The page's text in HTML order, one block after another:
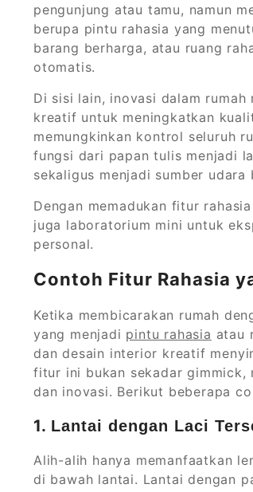
pengunjung atau tamu, namun
berupa pintu rahasia yang
barang berharga, atau ruang
otomatis.
Di sisi lain, inovasi dalam
kreatif untuk meningkatkan
memungkinkan kontrol seluruh
fungsi dari papan tulis menjadi
sekaligus menjadi sumber
Dengan memadukan fitur
juga laboratorium mini untuk
personal.
Contoh Fitur Rahasia
Ketika membicarakan rumah
yang menjadi pintu rahasia atau
dan desain interior kreatif
fitur ini bukan sekadar gimmick,
dan inovasi. Berikut beberapa
1. Lantai dengan Laci
Alih-alih hanya memanfaatkan
di bawah lantai. Lantai dengan